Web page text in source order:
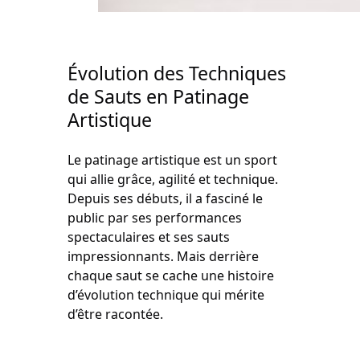
Évolution des Techniques
de Sauts en Patinage
Artistique
Le patinage artistique est un sport
qui allie grâce, agilité et technique.
Depuis ses débuts, il a fasciné le
public par ses performances
spectaculaires et ses sauts
impressionnants. Mais derrière
chaque saut se cache une histoire
d’évolution technique qui mérite
d’être racontée.